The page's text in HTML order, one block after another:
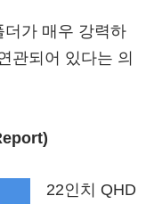
더가 매우 강력하
관되어 있다는 의
22인치 QHD